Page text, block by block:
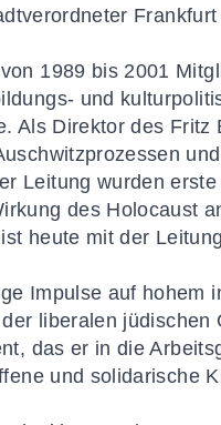
1989 bis 2001
und
Als Direktor des Fritz
Leitung wurden
des Holocaust
heute mit der
Impulse auf hohem
liberalen jüdischen
das er in die
und solidarische